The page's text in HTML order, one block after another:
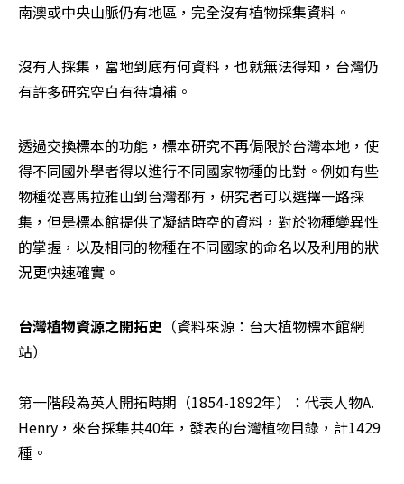
南澳或中央山脈仍有地區，完全沒有植物採集資料。
沒有人採集，當地到底有何資料，也就無法得知，台灣仍
有許多研究空白有待填補。
透過交換標本的功能，標本研究不再侷限於台灣本地，使
得不同國外學者得以進行不同國家物種的比對。例如有些
物種從喜馬拉雅山到台灣都有，研究者可以選擇一路採
集，但是標本館提供了凝結時空的資料，對於物種變異性
的掌握，以及相同的物種在不同國家的命名以及利用的狀
況更快速確實。
台灣植物資源之開拓史 （資料來源：台大植物標本館網
站）
第一階段為英人開拓時期（1854-1892年）：代表人物A.
Henry，來台採集共40年，發表的台灣植物目錄，計1429
種。